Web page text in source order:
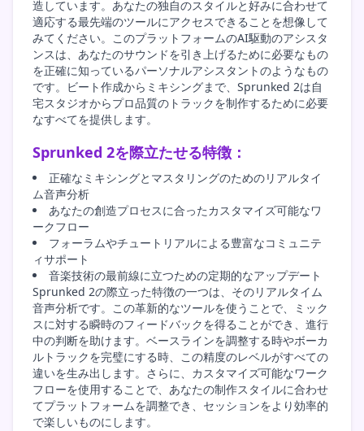
造しています。あなたの独自のスタイルと好みに合わせて
適応する最先端のツールにアクセスできることを想像して
みてください。このプラットフォームのAI駆動のアシスタ
ンスは、あなたのサウンドを引き上げるために必要なもの
を正確に知っているパーソナルアシスタントのようなもの
です。ビート作成からミキシングまで、Sprunked 2は自
宅スタジオからプロ品質のトラックを制作するために必要
なすべてを提供します。
Sprunked 2を際立たせる特徴：
正確なミキシングとマスタリングのためのリアルタイ
ム音声分析
あなたの創造プロセスに合ったカスタマイズ可能なワ
ークフロー
フォーラムやチュートリアルによる豊富なコミュニテ
ィサポート
音楽技術の最前線に立つための定期的なアップデート
Sprunked 2の際立った特徴の一つは、そのリアルタイム
音声分析です。この革新的なツールを使うことで、ミック
スに対する瞬時のフィードバックを得ることができ、進行
中の判断を助けます。ベースラインを調整する時やボーカ
ルトラックを完璧にする時、この精度のレベルがすべての
違いを生み出します。さらに、カスタマイズ可能なワーク
フローを使用することで、あなたの制作スタイルに合わせ
てプラットフォームを調整でき、セッションをより効率的
で楽しいものにします。